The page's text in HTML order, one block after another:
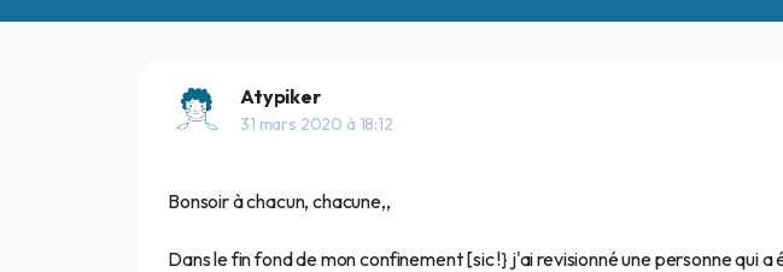
Atypiker
31 mars 2020 à 18:12
Bonsoir à chacun, chacune,,
Dans le fin fond de mon confinement [sic !} j'ai revisionné une personne qui